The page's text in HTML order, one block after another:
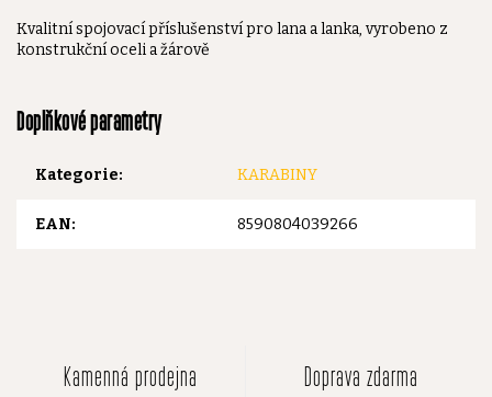
Kvalitní spojovací příslušenství pro lana a lanka, vyrobeno z
konstrukční oceli a žárově
Doplňkové parametry
Kategorie: KARABINY
EAN: 8590804039266
Kamenná prodejna Doprava zdarma